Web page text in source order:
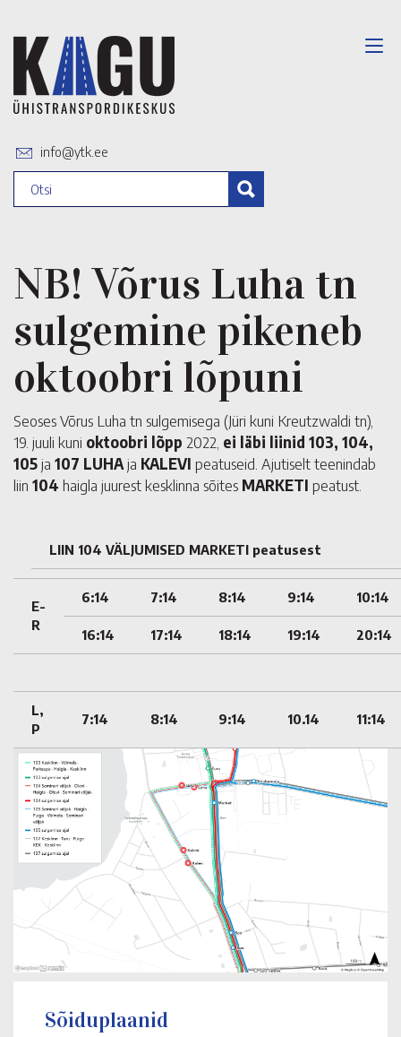
info@ytk.ee
NB! Võrus Luha tn
sulgemine pikeneb
oktoobri lõpuni
Seoses Võrus Luha tn sulgemisega (Jüri kuni Kreutzwaldi tn),
19. juuli kuni oktoobri lõpp 2022, ei läbi liinid 103, 104,
105ja 107 LUHAja KALEVI peatuseid. Ajutiselt teenindab
liin 104 haigla juurest kesklinna sõites MARKETI peatust.
LIIN 104 VÄLJUMISED MARKETI peatusest
E-
R
6:14 7:14 8:14 9:14 10:14
16:14 17:14 18:14 19:14 20:14
L,
P
7:14 8:14 9:14 10.14 11:14
Sõiduplaanid